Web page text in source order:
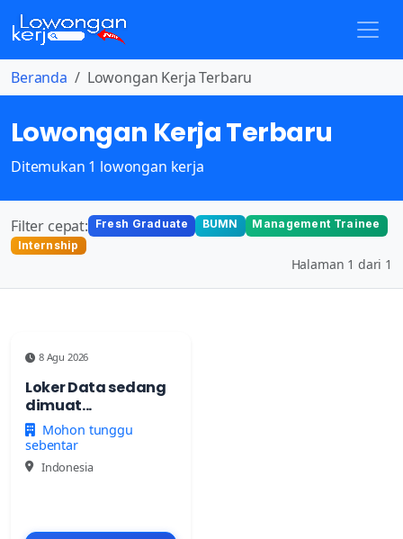
Beranda Lowongan Kerja Terbaru
Lowongan Kerja Terbaru
Ditemukan 1 lowongan kerja
Filter cepat: Fresh Graduate BUMN
Management Trainee
Internship
Halaman 1 dari 1
8 Agu 2026
Loker Data sedang
dimuat...
Mohon tunggu
sebentar
Indonesia